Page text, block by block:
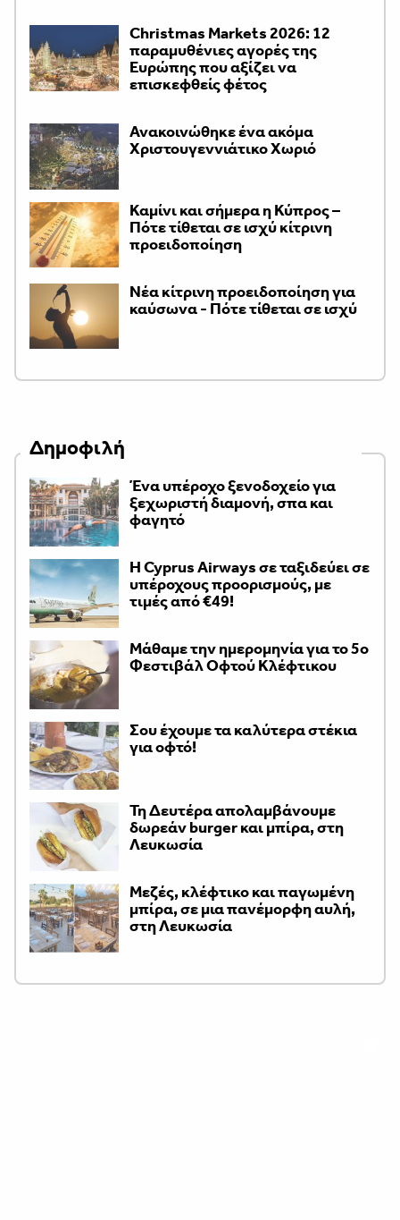
Christmas Markets 2026: 12
παραμυθένιες αγορές της
Ευρώπης που αξίζει να
επισκεφθείς φέτος
Ανακοινώθηκε ένα ακόμα
Χριστουγεννιάτικο Χωριό
Καμίνι και σήμερα η Κύπρος –
Πότε τίθεται σε ισχύ κίτρινη
προειδοποίηση
Νέα κίτρινη προειδοποίηση για
καύσωνα - Πότε τίθεται σε ισχύ
Δημοφιλή
Ένα υπέροχο ξενοδοχείο για
ξεχωριστή διαμονή, σπα και
φαγητό
H Cyprus Airways σε ταξιδεύει σε
υπέροχους προορισμούς, με
τιμές από €49!
Μάθαμε την ημερομηνία για το 5ο
Φεστιβάλ Οφτού Κλέφτικου
Σου έχουμε τα καλύτερα στέκια
για οφτό!
Τη Δευτέρα απολαμβάνουμε
δωρεάν burger και μπίρα, στη
Λευκωσία
Μεζές, κλέφτικο και παγωμένη
μπίρα, σε μια πανέμορφη αυλή,
στη Λευκωσία